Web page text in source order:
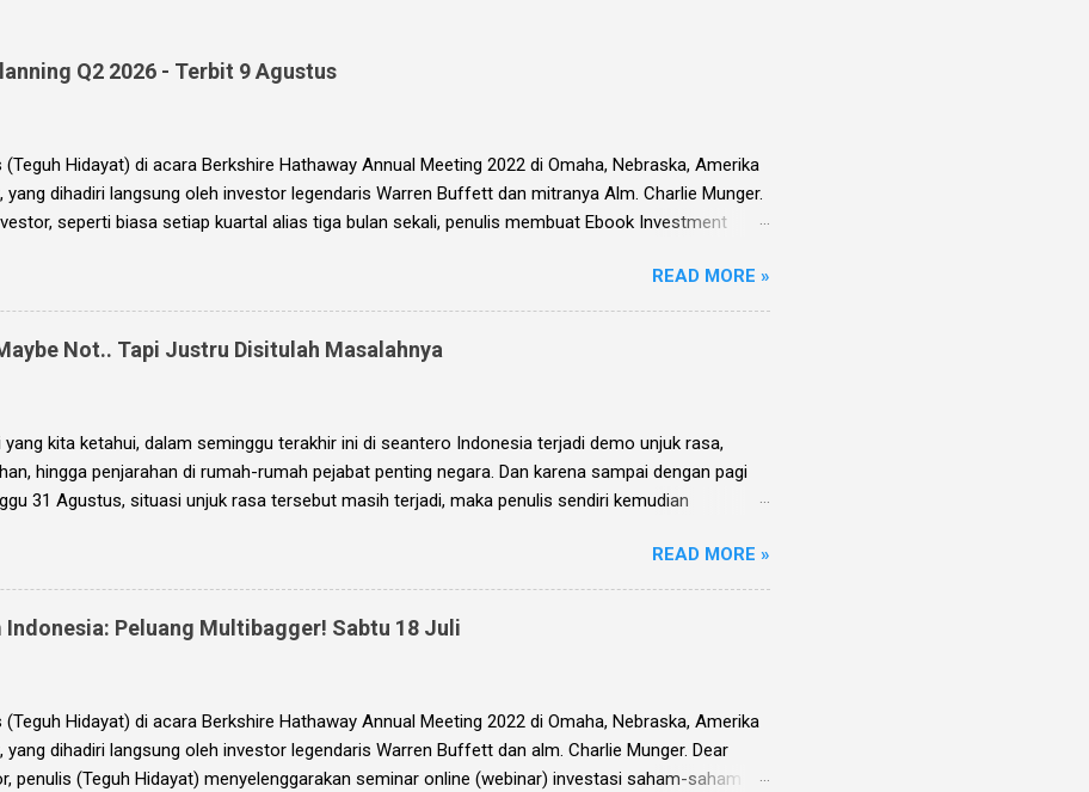
Q2 2026 - Terbit 9 Agustus
(Teguh Hidayat) di acara Berkshire Hathaway Annual Meeting 2022 di Omaha, Nebraska, Amerika
yang dihadiri langsung oleh investor legendaris Warren Buffett dan mitranya Alm. Charlie Munger.
seperti biasa setiap kuartal alias tiga bulan sekali, penulis membuat Ebook Investment
Efek Indonesia (BEI), yang kali ini didasarkan pada laporan keuangan para emiten untuk periode Q2
ini diharapkan akan menjadi panduan bagi anda (dan juga bagi penulis sendiri) untuk memilih
yang bagus untuk trading jangka pendek, investasi jangka menengah, dan panjang.
READ MORE »
Not.. Tapi Justru Disitulah Masalahnya
yang kita ketahui, dalam seminggu terakhir ini di seantero Indonesia terjadi demo unjuk rasa,
hingga penjarahan di rumah-rumah pejabat penting negara. Dan karena sampai dengan pagi
31 Agustus, situasi unjuk rasa tersebut masih terjadi, maka penulis sendiri kemudian
2020 lalu ketika terjadi pandemi Covid? *** Ebook Investment Planning berisi kumpulan 25 analisa
edisi Q2 2025 sudah terbit dan sudah bisa dipesan disini , gratis tanya jawab
konsultasi portofolio langsung dengan penulis. *** Dan saya bisa langsung jawab, tidak . IHSG
memang akan turun hari Senin ini dan juga dalam beberapa hari berikutnya, tapi dengan
READ MORE »
Indonesia: Peluang Multibagger! Sabtu 18 Juli
(Teguh Hidayat) di acara Berkshire Hathaway Annual Meeting 2022 di Omaha, Nebraska, Amerika
yang dihadiri langsung oleh investor legendaris Warren Buffett dan alm. Charlie Munger. Dear
penulis (Teguh Hidayat) menyelenggarakan seminar online (webinar) investasi saham-saham di